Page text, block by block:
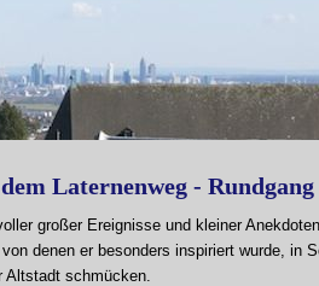
Laternenweg -
großer Ereignisse und kleiner
denen er besonders inspiriert wurde, in
Altstadt schmücken.